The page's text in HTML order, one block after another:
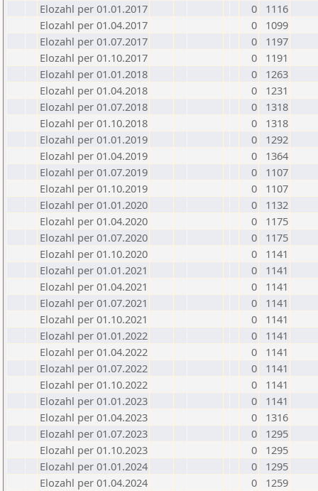
Elozahl per 01.01.2017
0
1116
Elozahl per 01.04.2017
0
1099
Elozahl per 01.07.2017
0
1197
Elozahl per 01.10.2017
0
1191
Elozahl per 01.01.2018
0
1263
Elozahl per 01.04.2018
0
1231
Elozahl per 01.07.2018
0
1318
Elozahl per 01.10.2018
0
1318
Elozahl per 01.01.2019
0
1292
Elozahl per 01.04.2019
0
1364
Elozahl per 01.07.2019
0
1107
Elozahl per 01.10.2019
0
1107
Elozahl per 01.01.2020
0
1132
Elozahl per 01.04.2020
0
1175
Elozahl per 01.07.2020
0
1175
Elozahl per 01.10.2020
0
1141
Elozahl per 01.01.2021
0
1141
Elozahl per 01.04.2021
0
1141
Elozahl per 01.07.2021
0
1141
Elozahl per 01.10.2021
0
1141
Elozahl per 01.01.2022
0
1141
Elozahl per 01.04.2022
0
1141
Elozahl per 01.07.2022
0
1141
Elozahl per 01.10.2022
0
1141
Elozahl per 01.01.2023
0
1141
Elozahl per 01.04.2023
0
1316
Elozahl per 01.07.2023
0
1295
Elozahl per 01.10.2023
0
1295
Elozahl per 01.01.2024
0
1295
Elozahl per 01.04.2024
0
1259